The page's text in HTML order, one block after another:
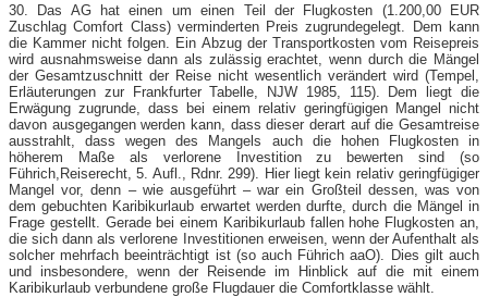
30. Das AG hat einen um einen Teil der Flugkosten (1.200,00 EUR
Zuschlag Comfort Class) verminderten Preis zugrundegelegt. Dem kann
die Kammer nicht folgen. Ein Abzug der Transportkosten vom Reisepreis
wird ausnahmsweise dann als zulässig erachtet, wenn durch die Mängel
der Gesamtzuschnitt der Reise nicht wesentlich verändert wird (Tempel,
Erläuterungen zur Frankfurter Tabelle, NJW 1985, 115). Dem liegt die
Erwägung zugrunde, dass bei einem relativ geringfügigen Mangel nicht
davon ausgegangen werden kann, dass dieser derart auf die Gesamtreise
ausstrahlt, dass wegen des Mangels auch die hohen Flugkosten in
höherem Maße als verlorene Investition zu bewerten sind (so
Führich,Reiserecht, 5. Aufl., Rdnr. 299). Hier liegt kein relativ geringfügiger
Mangel vor, denn – wie ausgeführt – war ein Großteil dessen, was von
dem gebuchten Karibikurlaub erwartet werden durfte, durch die Mängel in
Frage gestellt. Gerade bei einem Karibikurlaub fallen hohe Flugkosten an,
die sich dann als verlorene Investitionen erweisen, wenn der Aufenthalt als
solcher mehrfach beeinträchtigt ist (so auch Führich aaO). Dies gilt auch
und insbesondere, wenn der Reisende im Hinblick auf die mit einem
Karibikurlaub verbundene große Flugdauer die Comfortklasse wählt.